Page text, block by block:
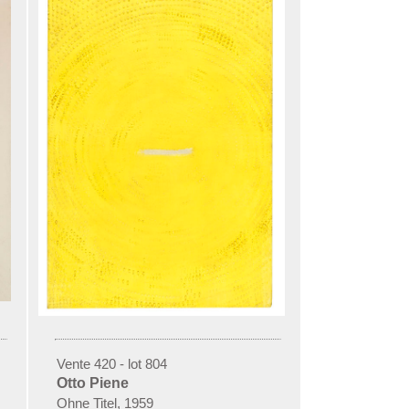
Vente 420 - lot 804
Otto Piene
Ohne Titel, 1959